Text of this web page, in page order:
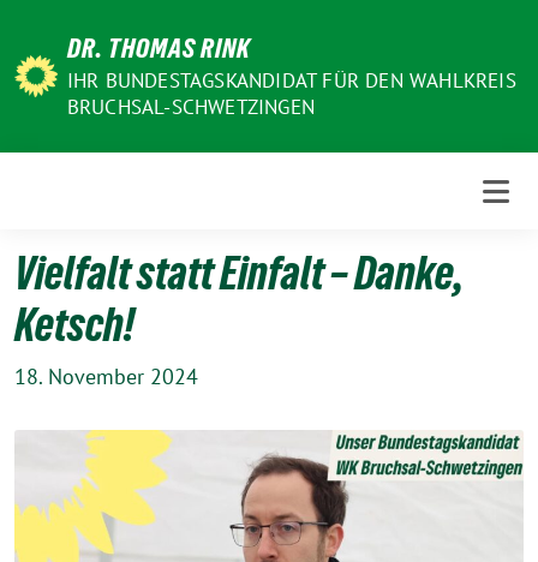
Inhalt
DR. THOMAS RINK
IHR BUNDESTAGSKANDIDAT FÜR DEN WAHLKREIS
BRUCHSAL-SCHWETZINGEN
Vielfalt statt Einfalt – Danke,
Ketsch!
18. November 2024